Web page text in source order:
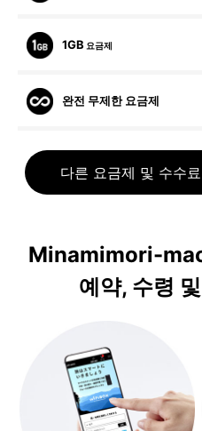
1GB 요금제
완전 무제한 요금제
다른 요금제 및 수수
Minamimori-
예약, 수령